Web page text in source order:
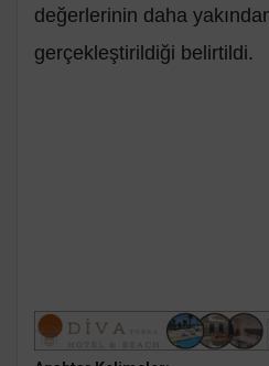
değerlerinin daha
gerçekleştirildiği belirtildi.